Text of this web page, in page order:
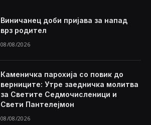
Виничанец доби пријава за напад
врз родител
08/08/2026
Каменичка парохија со повик до
верниците: Утре заедничка молитва
за Светите Седмочисленици и
Свети Пантелејмон
08/08/2026